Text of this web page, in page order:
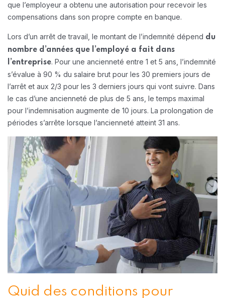
que l’employeur a obtenu une autorisation pour recevoir les
compensations dans son propre compte en banque.
Lors d’un arrêt de travail, le montant de l’indemnité dépend du
nombre d’années que l’employé a fait dans
l’entreprise. Pour une ancienneté entre 1 et 5 ans, l’indemnité
s’évalue à 90 % du salaire brut pour les 30 premiers jours de
l’arrêt et aux 2/3 pour les 3 derniers jours qui vont suivre. Dans
le cas d’une ancienneté de plus de 5 ans, le temps maximal
pour l’indemnisation augmente de 10 jours. La prolongation de
périodes s’arrête lorsque l’ancienneté atteint 31 ans.
Quid des conditions pour